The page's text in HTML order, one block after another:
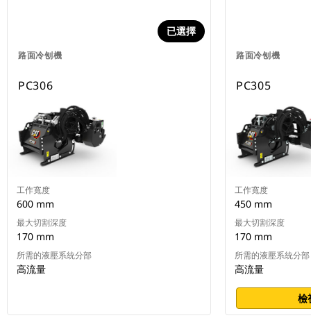
路面冷刨機
已選擇
PC306
工作寬度
600 mm
最大切割深度
170 mm
所需的液壓系統分部
高流量
路面冷刨機
PC305
工作寬度
450 mm
最大切割深度
170 mm
所需的液壓系統分部
高流量
檢